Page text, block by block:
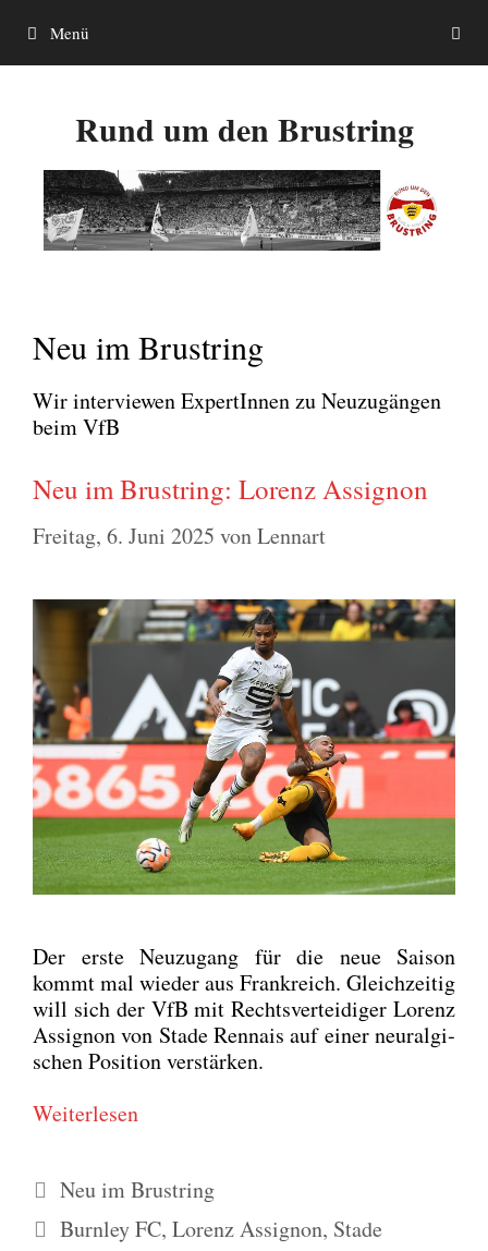
Inhalt
springen
Menü
Rund um den Brustring
Neu im Brustring
Wir inter­view­en Exper­tIn­nen zu Neu­zu­gän­gen
beim VfB
Neu im Brustring: Lorenz Assignon
Freitag, 6. Juni 2025 vonLennart
Der ers­te Neu­zu­gang für die neue Sai­son
kommt mal wie­der aus Frank­reich. Gleich­zei­tig
will sich der VfB mit Rechts­ver­tei­di­ger Lorenz
Assi­gnon von Sta­de Renn­ais auf einer neur­al­gi­
schen Posi­ti­on ver­stär­ken.
Wei­ter­le­sen
Kategorien
Neu im Brustring
Schlagwörter
Burnley FC, Lorenz Assignon, Stade